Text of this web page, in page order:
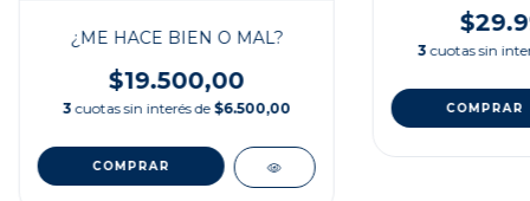
¿ME HACE BIEN O MAL?
$19.500,00
3 cuotas sin interés de $6.500,00
3 cuotas sin